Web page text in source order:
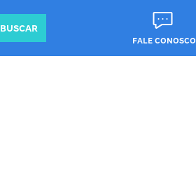
BUSCAR
FALE CONOSCO
Revista